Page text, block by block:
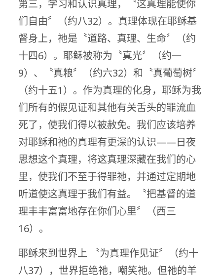
第三，学习和认识真理，〝这真理能使你
们自由〞（约八32）。真理体现在耶稣基
督身上，祂是〝道路、真理、生命〞（约
十四6）。耶稣被称为〝真光〞（约一
9）、〝真粮〞（约六32）和〝真葡萄树〞
（约十五1）。作为真理的化身，耶稣为我
们所有的假见证和其他有关舌头的罪流血
死了，使我们得以被赦免。我们应该培养
对耶稣和祂的真理有更深的认识——日夜
思想这个真理，将这真理深藏在我们的心
里，使我们不至于得罪祂，并通过定期地
听道使这真理于我们有益。〝把基督的道
理丰丰富富地存在你们心里〞（西三
16）。
耶稣来到世界上 〝为真理作见证〞（约十
八37），世界拒绝祂，嘲笑祂。但祂的羊